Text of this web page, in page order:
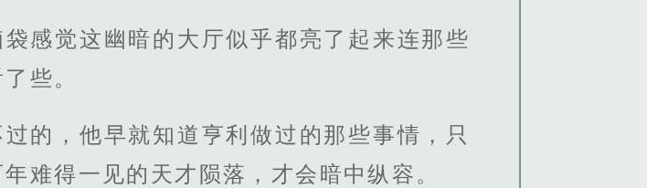
感觉这幽暗的大厅似乎都亮了起来连那些
些。
的，他早就知道亨利做过的那些事情，只
难得一见的天才陨落，才会暗中纵容。